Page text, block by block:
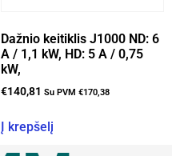
Dažnio keitiklis J1000 ND: 6
A / 1,1 kW, HD: 5 A / 0,75
kW,
€140,81 Su PVM €170,38
Į krepšelį